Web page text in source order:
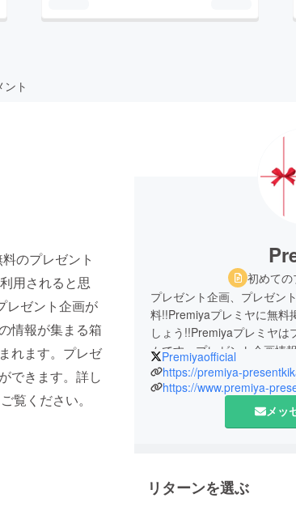
ント
のプレゼント
用されると思
レゼント企画が
情報が集まる箱
れます。プレゼ
できます。詳し
覧ください。
初めて
プレゼント企画、プレゼン
料!!Premiyaプレミヤに無料
しょう!!Premiyaプレミヤは
ムです。プレゼント企画情
受け取る皆様に少しでも安
ト企画やプレゼント企画を
Premiyaofficial
https://premiya-
https://www.premiya-
メッ
リターンを選ぶ